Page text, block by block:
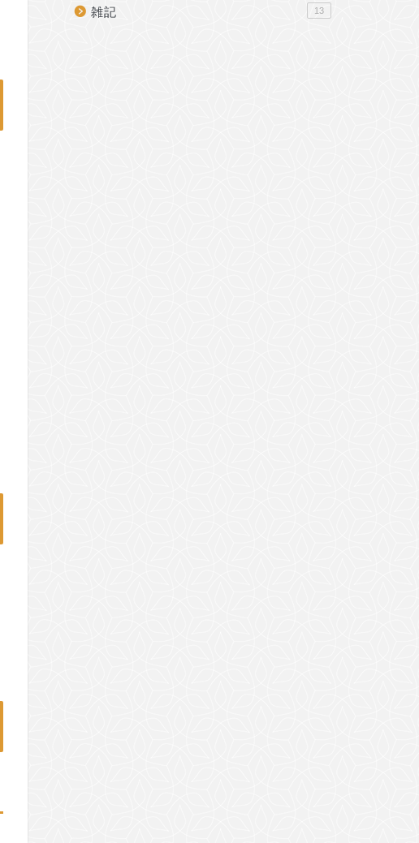
雑記 13